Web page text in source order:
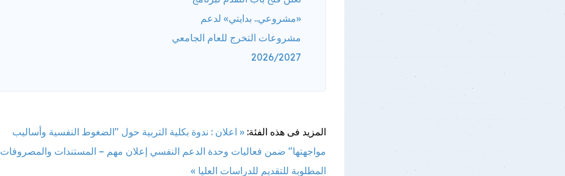
«مشروعي.. بدايتي» لدعم
مشروعات التخرج للعام الجامعي
2026/2027
المزيد فى هذه الفئة: « اعلان : ندوة بكلية التربية حول "الضغوط النفسية وأساليب
مواجهتها" ضمن فعاليات وحدة الدعم النفسي إعلان مهم – المستندات والمصروفات
المطلوبة للتقديم للدراسات العليا »